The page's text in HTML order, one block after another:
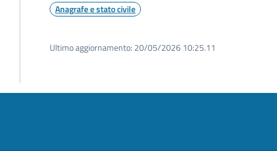
Anagrafe e stato civile
Ultimo aggiornamento: 20/05/2026 10:25.11